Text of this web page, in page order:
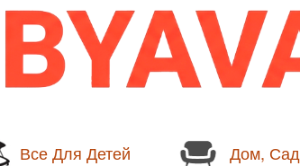
Все Для Детей Дом, Сад